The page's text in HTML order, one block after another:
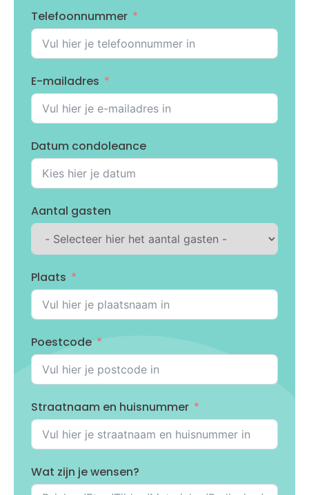
Telefoonnummer
E-mailadres
Datum condoleance
Aantal gasten
Plaats
Poestcode
Straatnaam en huisnummer
Wat zijn je wensen?